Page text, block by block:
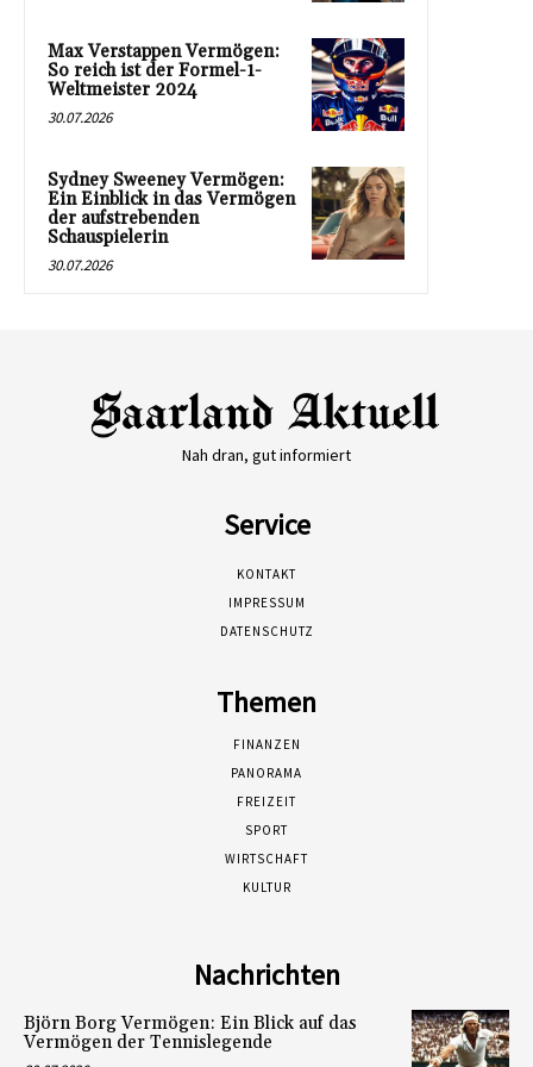
Max Verstappen Vermögen:
So reich ist der Formel-1-
Weltmeister 2024
30.07.2026
Sydney Sweeney Vermögen:
Ein Einblick in das Vermögen
der aufstrebenden
Schauspielerin
30.07.2026
Nah dran, gut informiert
Service
KONTAKT
IMPRESSUM
DATENSCHUTZ
Themen
FINANZEN
PANORAMA
FREIZEIT
SPORT
WIRTSCHAFT
KULTUR
Nachrichten
Björn Borg Vermögen: Ein Blick auf das
Vermögen der Tennislegende